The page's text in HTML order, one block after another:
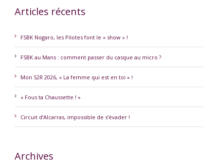
Articles récents
FSBK Nogaro, les Pilotes font le « show » !
FSBK au Mans : comment passer du casque au micro ?
Mon S2R 2026, « La femme qui est en toi » !
« Fous ta Chaussette ! »
Circuit d’Alcarras, impossible de s’évader !
Archives